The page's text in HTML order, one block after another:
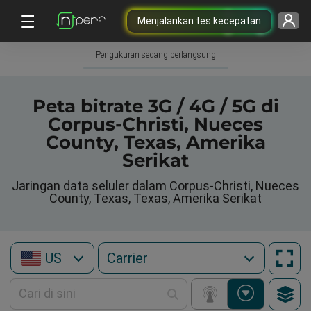
Menjalankan tes kecepatan
Pengukuran sedang berlangsung
Peta bitrate 3G / 4G / 5G di
Corpus-Christi, Nueces
County, Texas, Amerika
Serikat
Jaringan data seluler dalam Corpus-Christi, Nueces
County, Texas, Texas, Amerika Serikat
US